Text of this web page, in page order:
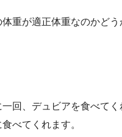
重が適正体重なのかど
回、デュビアを食べて
べてくれます。